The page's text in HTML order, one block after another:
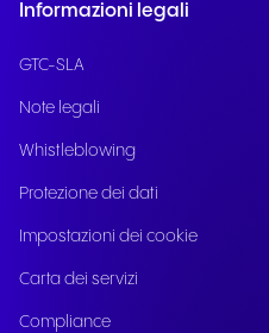
Informazioni legali
GTC-SLA
Note legali
Whistleblowing
Protezione dei dati
Impostazioni dei cookie
Carta dei servizi
Compliance